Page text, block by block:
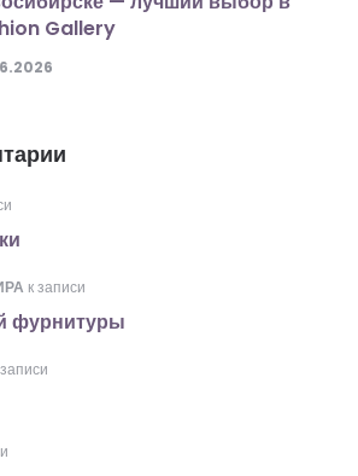
Gallery
к записи
фурнитуры